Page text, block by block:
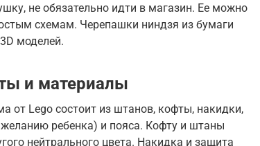
не обязательно идти в магазин. Ее можно
схемам. Черепашки ниндзя из бумаги
моделей.
и материалы
от Lego состоит из штанов, кофты, накидки,
ребенка) и пояса. Кофту и штаны
нейтрального цвета. Накидка и защита